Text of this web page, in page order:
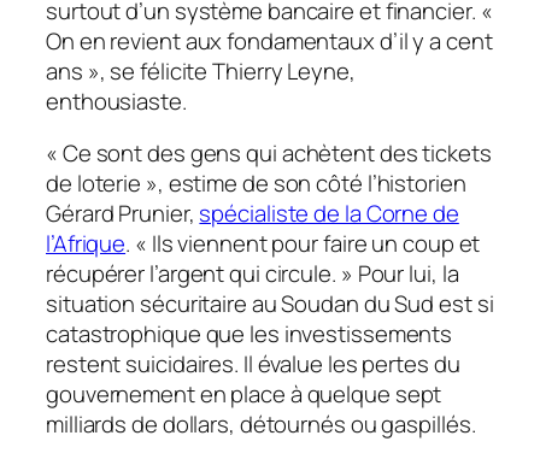
surtout d’un système bancaire et financier. «
On en revient aux fondamentaux d’il y a cent
ans », se félicite Thierry Leyne,
enthousiaste.
«Ce sont des gens qui achètent des tickets
de loterie », estime de son côté l’historien
Gérard Prunier, spécialiste de la Corne de
l’Afrique. « Ils viennent pour faire un coup et
récupérer l’argent qui circule. » Pour lui, la
situation sécuritaire au Soudan du Sud est si
catastrophique que les investissements
restent suicidaires. Il évalue les pertes du
gouvernement en place à quelque sept
milliards de dollars, détournés ou gaspillés.